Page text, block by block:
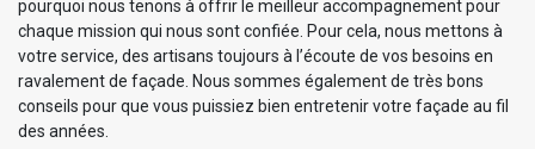
pourquoi nous tenons à offrir le meilleur accompagnement pour
chaque mission qui nous sont confiée. Pour cela, nous mettons à
votre service, des artisans toujours à l’écoute de vos besoins en
ravalement de façade. Nous sommes également de très bons
conseils pour que vous puissiez bien entretenir votre façade au fil
des années.